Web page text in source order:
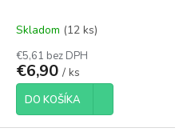
Skladom (12 ks)
€5,61 bez DPH
€6,90 / ks
DO KOŠÍKA